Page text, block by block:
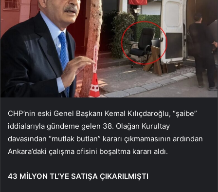
CHP’nin eski Genel Başkanı Kemal Kılıçdaroğlu, “şaibe”
iddialarıyla gündeme gelen 38. Olağan Kurultay
davasından “mutlak butlan” kararı çıkmamasının ardından
Ankara’daki çalışma ofisini boşaltma kararı aldı.
43 MİLYON TL’YE SATIŞA ÇIKARILMIŞTI